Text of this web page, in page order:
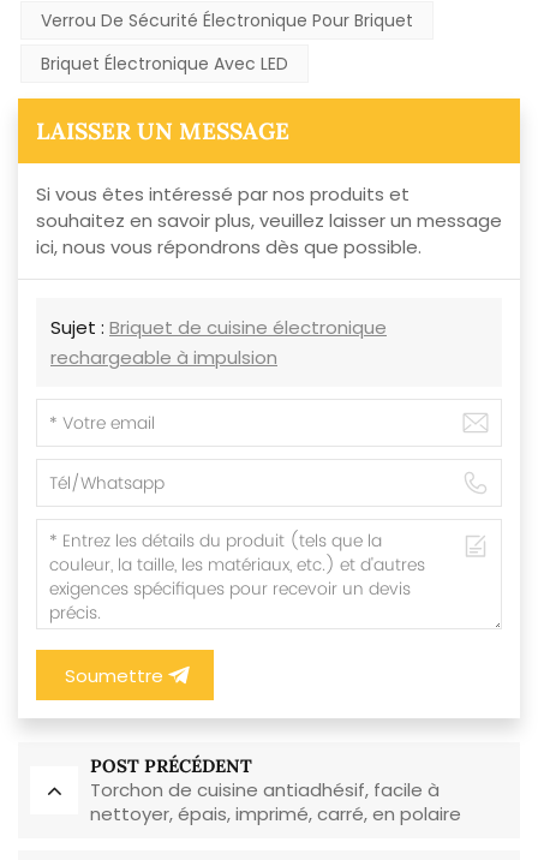
Verrou De Sécurité Électronique Pour Briquet
Briquet Électronique Avec LED
LAISSER UN MESSAGE
Si vous êtes intéressé par nos produits et
souhaitez en savoir plus, veuillez laisser un message
ici, nous vous répondrons dès que possible.
Sujet : Briquet de cuisine électronique
rechargeable à impulsion
Soumettre
POST PRÉCÉDENT
Torchon de cuisine antiadhésif, facile à
nettoyer, épais, imprimé, carré, en polaire